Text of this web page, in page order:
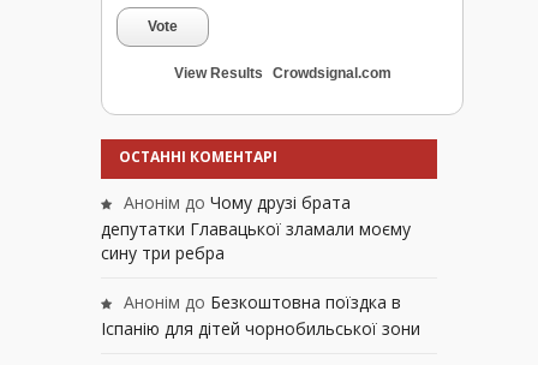
Vote
View Results Crowdsignal.com
ОСТАННІ КОМЕНТАРІ
Анонім до Чому друзі брата
депутатки Главацької зламали моєму
сину три ребра
Анонім до Безкоштовна поїздка в
Іспанію для дітей чорнобильської зони